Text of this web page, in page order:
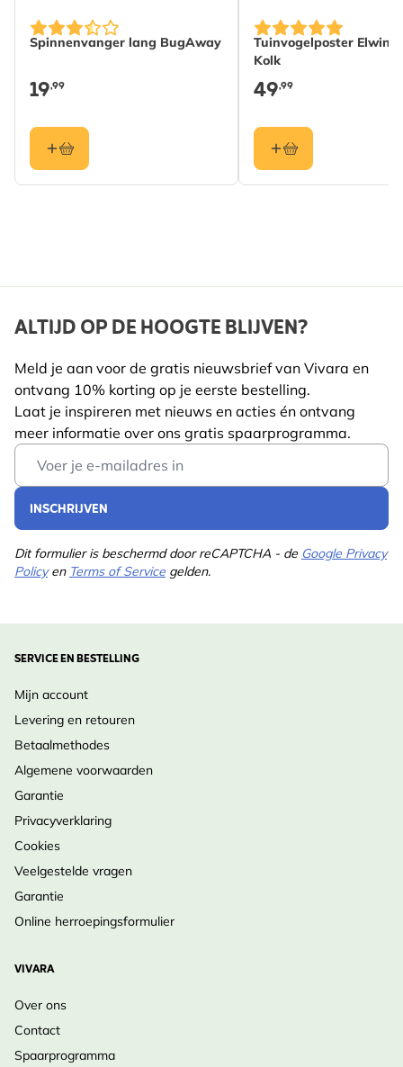
Spinnenvanger lang BugAway
19,99
Tuinvogelposter Elwin
Kolk
49,99
ALTIJD OP DE HOOGTE BLIJVEN?
Meld je aan voor de gratis nieuwsbrief van Vivara en
ontvang 10% korting op je eerste bestelling.
Laat je inspireren met nieuws en acties én ontvang
meer informatie over ons gratis spaarprogramma.
Email Address
INSCHRIJVEN
Dit formulier is beschermd door reCAPTCHA - de Google Privacy
Policyen Terms of Service gelden.
SERVICE EN BESTELLING
Mijn account
Levering en retouren
Betaalmethodes
Algemene voorwaarden
Garantie
Privacyverklaring
Cookies
Veelgestelde vragen
Garantie
Online herroepingsformulier
VIVARA
Over ons
Contact
Spaarprogramma